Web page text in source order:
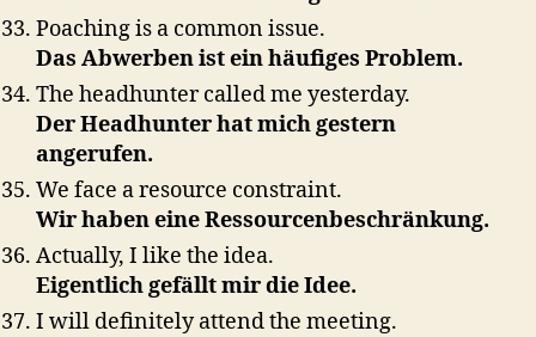
Poaching is a common issue.
Das Abwerben ist ein häufiges Problem.
The headhunter called me yesterday.
Der Headhunter hat mich gestern
angerufen.
We face a resource constraint.
Wir haben eine Ressourcenbeschränkung.
Actually, I like the idea.
Eigentlich gefällt mir die Idee.
I will definitely attend the meeting.